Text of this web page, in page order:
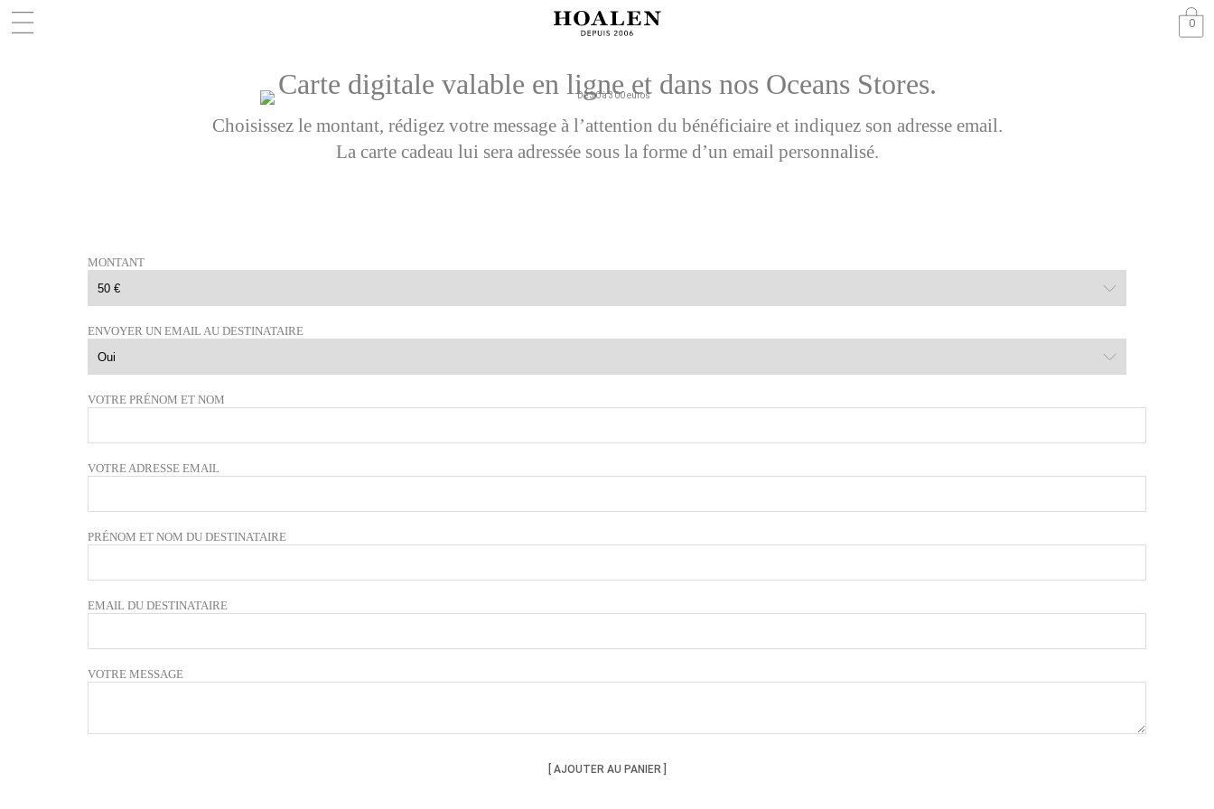
0
Carte digitale valable en ligne et dans nos Oceans Stores.
Choisissez le montant, rédigez votre message à l’attention du bénéficiaire et indiquez son adresse email.
La carte cadeau lui sera adressée sous la forme d’un email personnalisé.
MONTANT
ENVOYER UN EMAIL AU DESTINATAIRE
VOTRE PRÉNOM ET NOM
VOTRE ADRESSE EMAIL
PRÉNOM ET NOM DU DESTINATAIRE
EMAIL DU DESTINATAIRE
VOTRE MESSAGE
AJOUTER AU PANIER